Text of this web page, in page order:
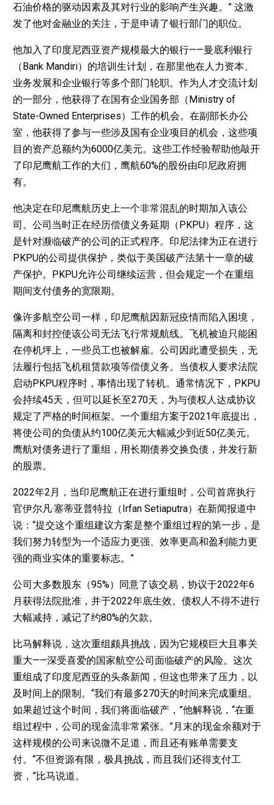
石油价格的驱动因素及其对行业的影响产生兴趣。” 这激
发了他对金融业的关注，于是申请了银行部门的职位。
他加入了印度尼西亚资产规模最大的银行——曼底利银行
（Bank Mandiri）的培训生计划，在那里他在人力资本、
业务发展和企业银行等多个部门轮职。作为人才交流计划
的一部分，他获得了在国有企业国务部（Ministry of
State-Owned Enterprises）工作的机会。在副部长办公
室，他获得了参与一些涉及国有企业项目的机会，这些项
目的资产总额约为6000亿美元。这些工作经验帮助他敲开
了印尼鹰航工作的大们，鹰航60%的股份由印尼政府拥
有。
他决定在印尼鹰航历史上一个非常混乱的时期加入该公
司。公司当时正在经历偿债义务延期（PKPU）程序，这
是针对濒临破产的公司的正式程序。印尼法律为正在进行
PKPU的公司提供保护，类似于美国破产法第十一章的破
产保护。PKPU允许公司继续运营，但会规定一个在重组
期间支付债务的宽限期。
像许多航空公司一样，印尼鹰航因新冠疫情而陷入困境，
隔离和封控使该公司无法飞行常规航线。飞机被迫只能困
在停机坪上，一些员工也被解雇。公司因此遭受损失，无
法履行包括飞机租赁款项等偿债义务。当债权人要求法院
启动PKPU程序时，事情出现了转机。通常情况下，PKPU
会持续45天，但可以延长至270天，为与债权人达成协议
规定了严格的时间框架。一个重组方案于2021年底提出，
将使公司的负债从约100亿美元大幅减少到近50亿美元。
鹰航对债务进行了重组，用长期债券交换负债，并发行新
的股票。
2022年2月，当印尼鹰航正在进行重组时，公司首席执行
官伊尔凡·塞蒂亚普特拉（Irfan Setiaputra）在新闻报道中
说：“提交这个重组建议方案是整个重组过程的第一步，是
我们努力转型为一个适应力更强、效率更高和盈利能力更
强的商业实体的重要标志。”
公司大多数股东（95%）同意了该交易，协议于2022年6
月获得法院批准，并于2022年底生效。债权人不得不进行
大幅减持，减记了约80%的欠款。
比马解释说，这次重组颇具挑战，因为它规模巨大且事关
重大——深受喜爱的国家航空公司面临破产的风险。这次
重组成了印度尼西亚的头条新闻，但这也带来了压力，以
及时间上的限制。“我们有最多270天的时间来完成重组。
如果超过这个时间，我们将面临破产，”他解释说，“在重
组过程中，公司的现金流非常紧张。”月末的现金余额对于
这样规模的公司来说微不足道，而且还有账单需要支
付。“不但资源有限，极具挑战，而且我们还得支付工
资，”比马说道。